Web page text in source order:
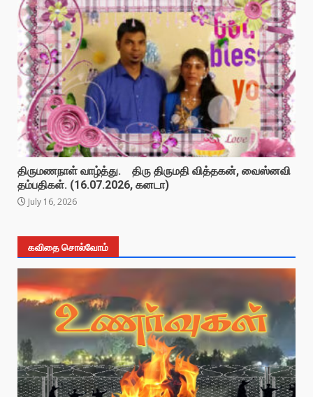
திருமணநாள் வாழ்த்து. திரு திருமதி வித்தகன், வைஸ்னவி
தம்பதிகள். (16.07.2026, கனடா)
July 16, 2026
கவிதை சொல்வோம்